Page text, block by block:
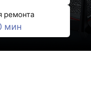
ремонта
мин